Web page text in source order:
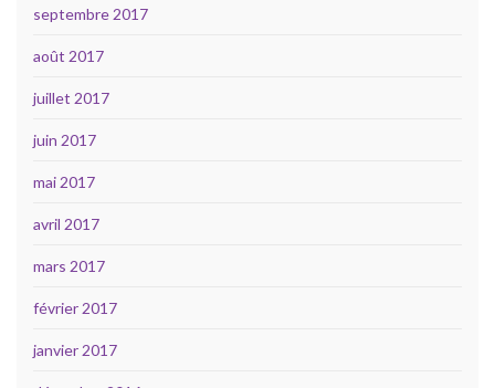
septembre 2017
août 2017
juillet 2017
juin 2017
mai 2017
avril 2017
mars 2017
février 2017
janvier 2017